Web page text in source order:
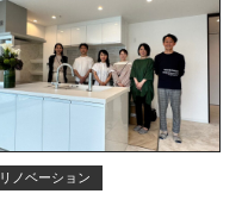
リノベーション